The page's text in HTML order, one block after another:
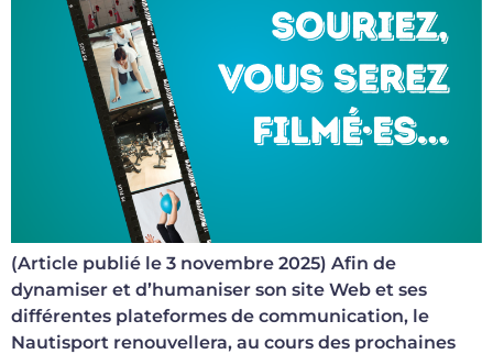
(Article publié le 3 novembre 2025) Afin de
dynamiser et d’humaniser son site Web et ses
différentes plateformes de communication, le
Nautisport renouvellera, au cours des prochaines